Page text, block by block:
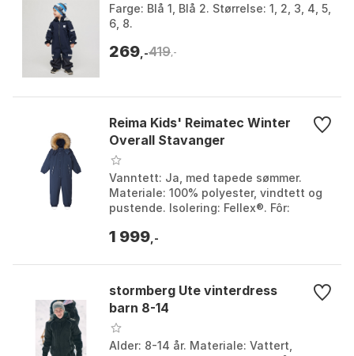
Farge: Blå 1, Blå 2. Størrelse: 1, 2, 3, 4, 5,
6, 8.
269 ,-419 ,-
Reima Kids' Reimatec Winter
Overall Stavanger
Vanntett: Ja, med tapede sømmer.
Materiale: 100% polyester, vindtett og
pustende. Isolering: Fellex®. Fôr:
polyester. Farge:...
1 999 ,-
stormberg Ute vinterdress
barn 8-14
Alder: 8-14 år. Materiale: Vattert,